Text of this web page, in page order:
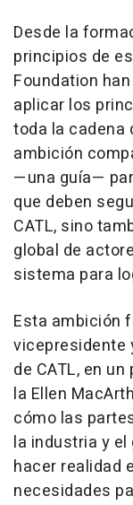
Desde la
principios de
Foundation
aplicar los
toda la cadena
ambición
—una guía—
que deben
CATL, sino
global de
sistema para
Esta ambición
vicepresidente
de CATL, en
la Ellen
cómo las
la industria y
hacer realidad
necesidades